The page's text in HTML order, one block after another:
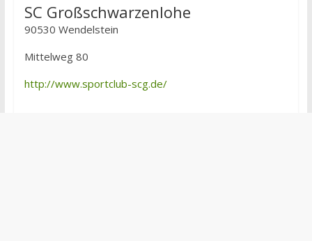
SC Großschwarzenlohe
90530 Wendelstein
Mittelweg 80
http://www.sportclub-scg.de/